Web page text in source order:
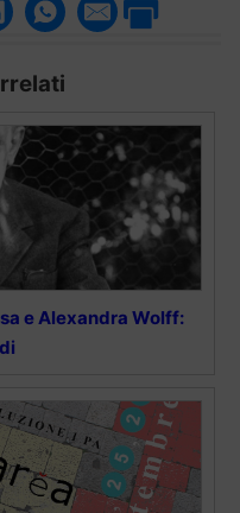
e Alexandra Wolff: